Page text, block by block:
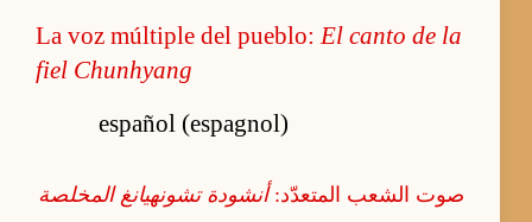
La voz múltiple del pueblo:El canto de la
fiel Chunhyang
español (espagnol)
صوت الشعب المتعدّد:أنشودة تشونهيانغ المخلصة